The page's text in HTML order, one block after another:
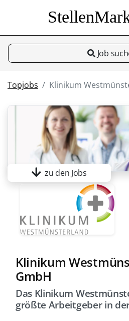
Job
Topjobs Klinikum
zu den Jobs
Klinikum
GmbH
Das Klinikum
größte Arbeitgeber in